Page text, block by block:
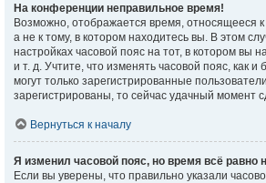
На конференции неправильное время!
Возможно, отображается время, относящееся к
а не к тому, в котором находитесь вы. В этом
настройках часовой пояс на тот, в котором вы
и т. д. Учтите, что изменять часовой пояс, как и
могут только зарегистрированные
зарегистрированы, то сейчас удачный момент
Вернуться к началу
Я изменил часовой пояс, но время всё равно
Если вы уверены, что правильно указали